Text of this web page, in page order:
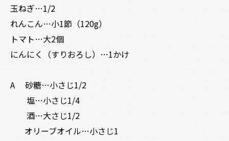
玉ねぎ…1/2
れんこん…小1節（120g）
トマト…大2個
にんにく（すりおろし）…1かけ
A 砂糖…小さじ1/2
塩…小さじ1/4
酒…大さじ1/2
オリーブオイル…小さじ1